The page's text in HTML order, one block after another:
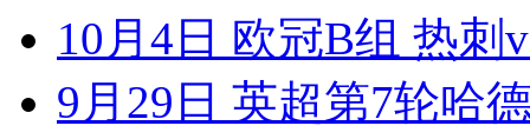
10月4日 欧冠B组 热刺
9月29日 英超第7轮哈